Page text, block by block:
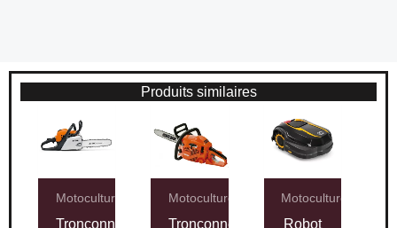
Produits similaires
Motoculture
Tronçonneuse
Motoculture
Tronçonneuse
Motoculture
Robot